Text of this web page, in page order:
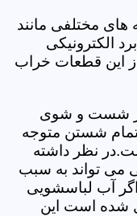
مختلفی مانند
الکترونیکی
این قطعات خراب
شست و شوی
اتمام شستن متوجه
نظر داشته
می تواند به سبب
آب لباسشویی
شده است این